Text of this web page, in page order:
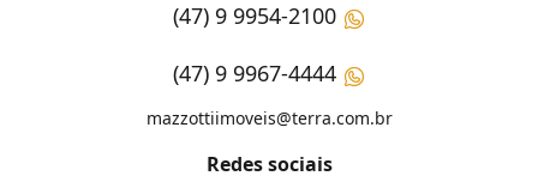
(47) 9 9954-2100
(47) 9 9967-4444
mazzottiimoveis@terra.com.br
Redes sociais